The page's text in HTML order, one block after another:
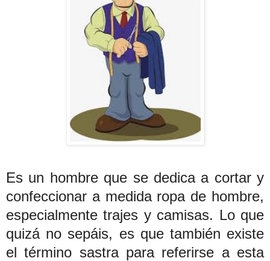
Es un hombre que se dedica a cortar y
confeccionar a medida ropa de hombre,
especialmente trajes y camisas. Lo que
quizá no sepáis, es que también existe
el término sastra para referirse a esta